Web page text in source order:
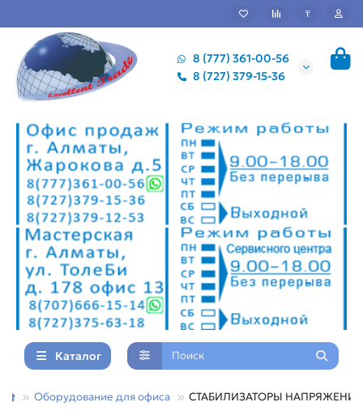
₸
8 (777) 361-00-56
8 (727) 379-15-36
Каталог
Оборудование для офиса СТАБИЛИЗАТОРЫ НАПРЯЖЕНИЯ